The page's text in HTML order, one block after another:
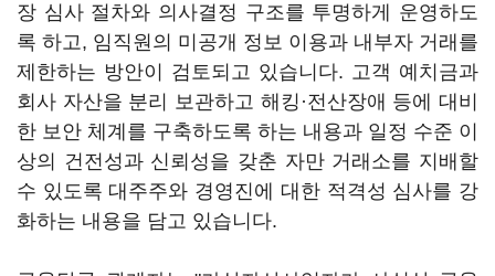
장 심사 절차와 의사결정 구조를 투명하게 운영하도
록 하고, 임직원의 미공개 정보 이용과 내부자 거래를
제한하는 방안이 검토되고 있습니다. 고객 예치금과
회사 자산을 분리 보관하고 해킹·전산장애 등에 대비
한 보안 체계를 구축하도록 하는 내용과 일정 수준 이
상의 건전성과 신뢰성을 갖춘 자만 거래소를 지배할
수 있도록 대주주와 경영진에 대한 적격성 심사를 강
화하는 내용을 담고 있습니다.